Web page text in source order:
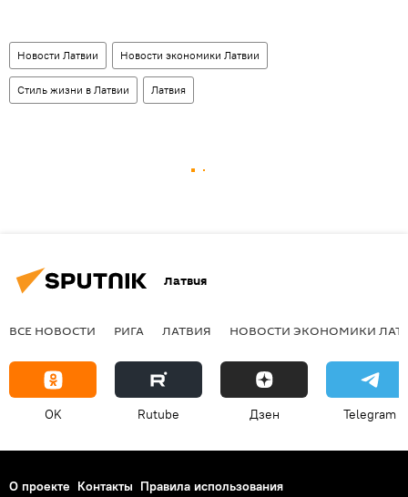
Новости Латвии Новости экономики Латвии
Стиль жизни в Латвии Латвия
Латвия
ВСЕ НОВОСТИ РИГА ЛАТВИЯ НОВОСТИ ЭКОНОМИКИ
OK Rutube Дзен Telegram
О проекте Контакты Правила использования